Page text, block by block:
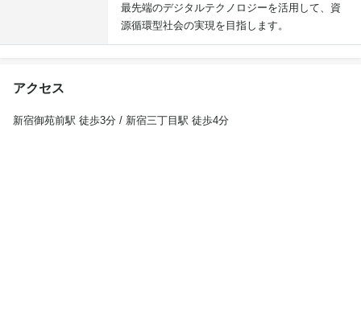
最先端のデジタルテクノロジーを活用して、資
源循環型社会の実現を目指します。
アクセス
新宿御苑前駅 徒歩3分 / 新宿三丁目駅 徒歩4分